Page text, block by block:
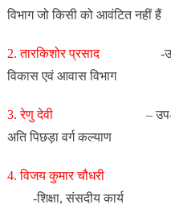
विभाग जो किसी को आवंटित नहीं हैं
2. तारकिशोर प्रसाद
-उप –
विकास एवं आवास विभाग
3. रेणु देवी
– उप-
अति पिछड़ा वर्ग कल्याण
4. विजय कुमार चौधरी
-शिक्षा, संसदीय कार्य